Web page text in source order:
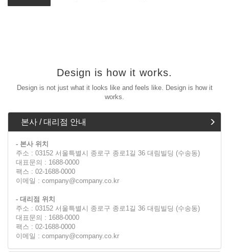
Design is how it works.
Design is not just what it looks like and feels like. Design is how it
works.
본사 / 대리점 안내
- 본사 위치
주소 : 03152 서울특별시 종로구 종로1길 36 대림빌딩 (수송동)
대표문의 : 1688-0000
팩스 : 02-1688-0000
이메일 : company@company.co.kr
- 대리점 위치
주소 : 03152 서울특별시 종로구 종로1길 36 대림빌딩 (수송동)
대표문의 : 1688-0000
팩스 : 02-1688-0000
이메일 : company@company.co.kr